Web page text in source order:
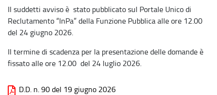
Il suddetti avviso è stato pubblicato sul Portale Unico di
Reclutamento “InPa” della Funzione Pubblica alle ore 12.00
del 24 giugno 2026.
Il termine di scadenza per la presentazione delle domande è
fissato alle ore 12.00 del 24 luglio 2026.
D.D. n. 90 del 19 giugno 2026